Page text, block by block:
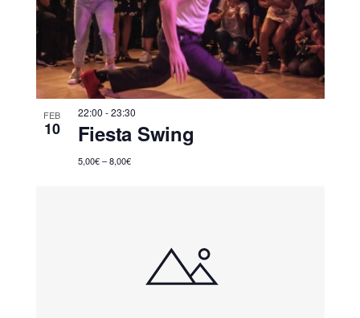
FEB
10
22:00 -23:30
Fiesta Swing
5,00€ – 8,00€